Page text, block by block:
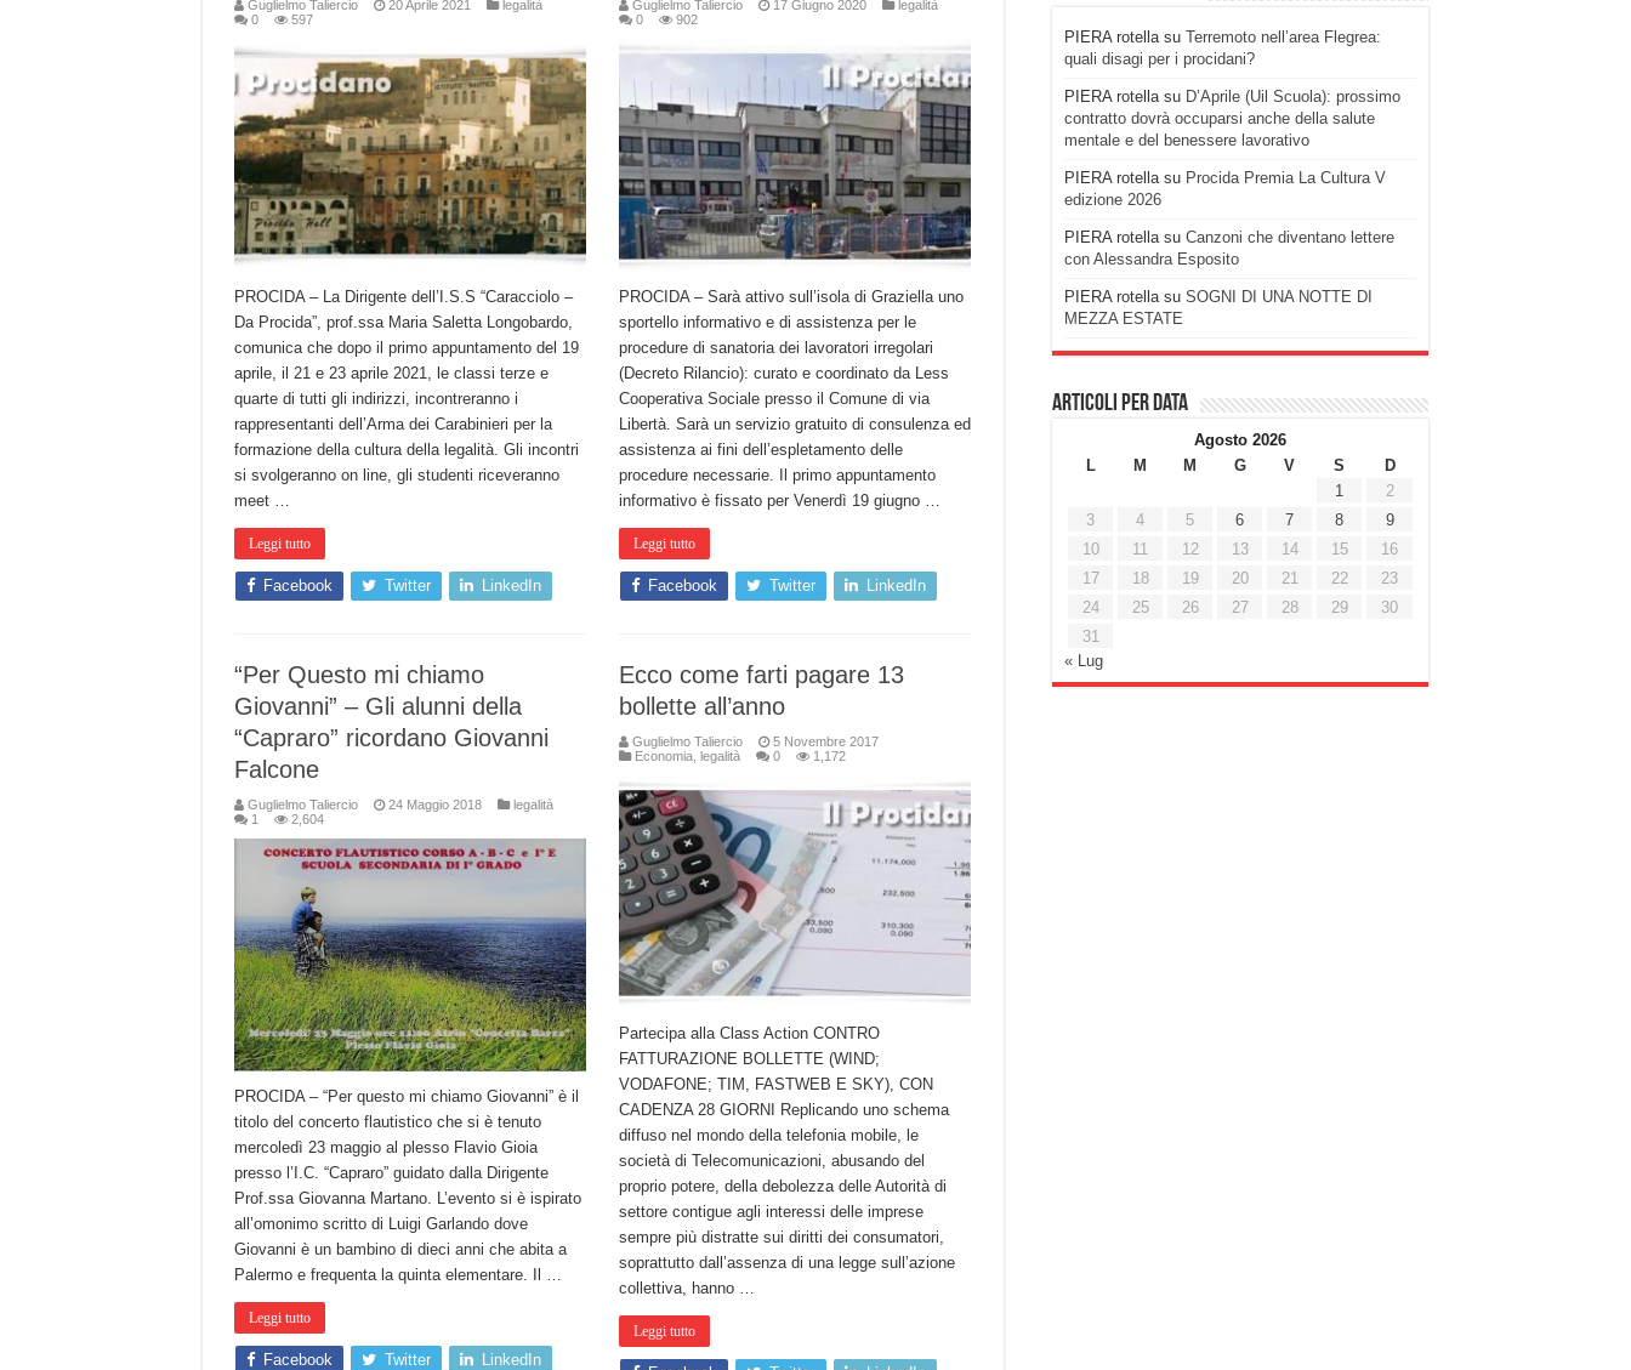
Guglielmo Taliercio 20 Aprile 2021
legalità
0
597
PROCIDA – La Dirigente dell’I.S.S “Caracciolo –
Da Procida”, prof.ssa Maria Saletta Longobardo,
comunica che dopo il primo appuntamento del 19
aprile, il 21 e 23 aprile 2021, le classi terze e
quarte di tutti gli indirizzi, incontreranno i
rappresentanti dell’Arma dei Carabinieri per la
formazione della cultura della legalità. Gli incontri
si svolgeranno on line, gli studenti riceveranno
meet …
Leggi tutto
Facebook Twitter LinkedIn
Guglielmo Taliercio 17 Giugno 2020
legalità
0
902
PROCIDA – Sarà attivo sull’isola di Graziella uno
sportello informativo e di assistenza per le
procedure di sanatoria dei lavoratori irregolari
(Decreto Rilancio): curato e coordinato da Less
Cooperativa Sociale presso il Comune di via
Libertà. Sarà un servizio gratuito di consulenza ed
assistenza ai fini dell’espletamento delle
procedure necessarie. Il primo appuntamento
informativo è fissato per Venerdì 19 giugno …
Leggi tutto
Facebook Twitter LinkedIn
“Per Questo mi chiamo
Giovanni” – Gli alunni della
“Capraro” ricordano Giovanni
Falcone
Guglielmo Taliercio 24 Maggio 2018
legalità
1
2,604
PROCIDA – “Per questo mi chiamo Giovanni” è il
titolo del concerto flautistico che si è tenuto
mercoledì 23 maggio al plesso Flavio Gioia
presso l’I.C. “Capraro” guidato dalla Dirigente
Prof.ssa Giovanna Martano. L’evento si è ispirato
all’omonimo scritto di Luigi Garlando dove
Giovanni è un bambino di dieci anni che abita a
Palermo e frequenta la quinta elementare. Il …
Leggi tutto
Facebook Twitter LinkedIn
Ecco come farti pagare 13
bollette all’anno
Guglielmo Taliercio
5 Novembre 2017
Economia legalità 0 1,172
Partecipa alla Class Action CONTRO
FATTURAZIONE BOLLETTE (WIND;
VODAFONE; TIM, FASTWEB E SKY), CON
CADENZA 28 GIORNI Replicando uno schema
diffuso nel mondo della telefonia mobile, le
società di Telecomunicazioni, abusando del
proprio potere, della debolezza delle Autorità di
settore contigue agli interessi delle imprese
sempre più distratte sui diritti dei consumatori,
soprattutto dall’assenza di una legge sull’azione
collettiva, hanno …
Leggi tutto
PIERA rotellasu Terremoto nell’area Flegrea:
quali disagi per i procidani?
PIERA rotellasu D’Aprile (Uil Scuola): prossimo
contratto dovrà occuparsi anche della salute
mentale e del benessere lavorativo
PIERA rotellasu Procida Premia La Cultura V
edizione 2026
PIERA rotellasu Canzoni che diventano lettere
con Alessandra Esposito
PIERA rotellasu SOGNI DI UNA NOTTE DI
MEZZA ESTATE
Articoli per data
Agosto 2026
L
M M G V S
D
1
2
3
4 5 6 7 8
9
10
11 12 13 14 15
16
17
18 19 20 21 22
23
24
25 26 27 28 29
30
31
« Lug